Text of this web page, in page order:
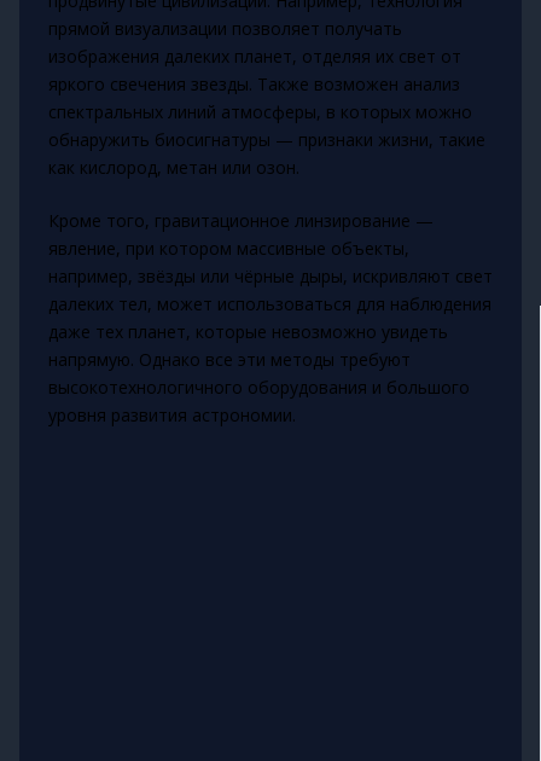
прямой визуализации позволяет получать
изображения далеких планет, отделяя их свет от
яркого свечения звезды. Также возможен анализ
спектральных линий атмосферы, в которых можно
обнаружить биосигнатуры — признаки жизни, такие
как кислород, метан или озон.
Кроме того, гравитационное линзирование —
явление, при котором массивные объекты,
например, звёзды или чёрные дыры, искривляют свет
далеких тел, может использоваться для наблюдения
даже тех планет, которые невозможно увидеть
напрямую. Однако все эти методы требуют
высокотехнологичного оборудования и большого
уровня развития астрономии.